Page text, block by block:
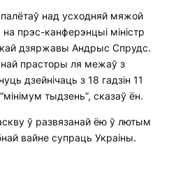
над усходняй мяжой
на прэс-канферэнцыі міністр
дзяржавы Андрыс Спрудс.
прасторы ля межаў з
дзейнічаць з 18 гадзін 11
тыдзень”, сказаў ён.
ў развязанай ёю ў лютым
вайне супраць Украіны.